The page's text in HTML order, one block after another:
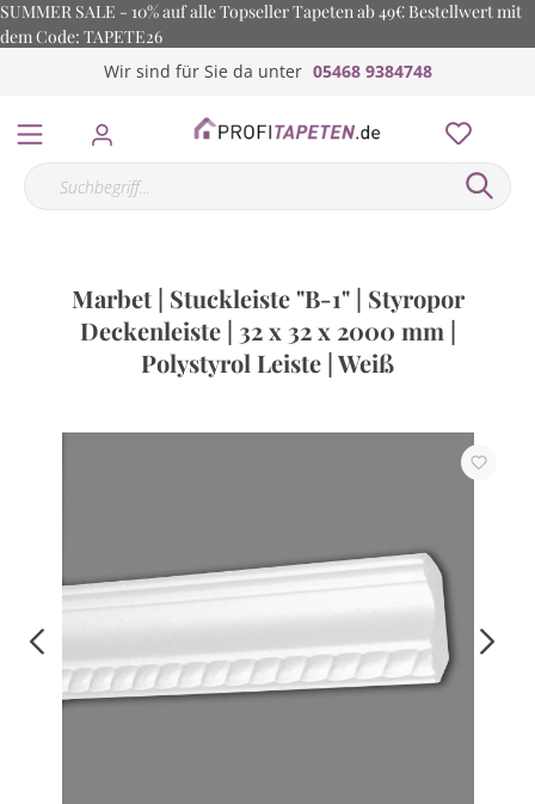
SUMMER SALE - 10% auf alle Topseller Tapeten ab 49€ Bestellwert mit
dem Code: TAPETE26
Wir sind für Sie da unter 05468 9384748
Marbet | Stuckleiste "B-1" | Styropor
Deckenleiste | 32 x 32 x 2000 mm |
Polystyrol Leiste | Weiß